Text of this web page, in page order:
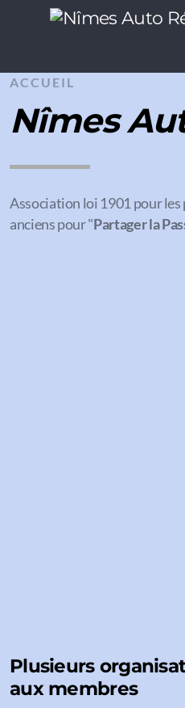
ACCUEIL
Nîmes
Association loi 1901 pour les
anciens pour "Partager la
Plusieurs
aux membres